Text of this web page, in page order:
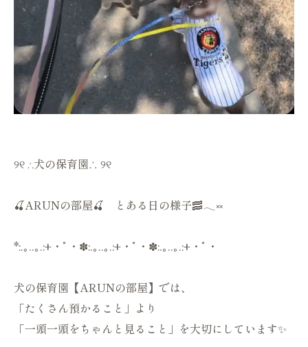
୨୧ ∴犬の保育園∴ ୨୧
🍒ARUNの部屋🍒 とある日の様子🥓𓂃༞
*:.｡..｡.:+・ﾟ・✽:.｡..｡.:+・ﾟ・✽:.｡..｡.:+・ﾟ・
犬の保育園【ARUNの部屋】では、
「たくさん預かること」より
「一頭一頭をちゃんと見ること」を大切にしています✨